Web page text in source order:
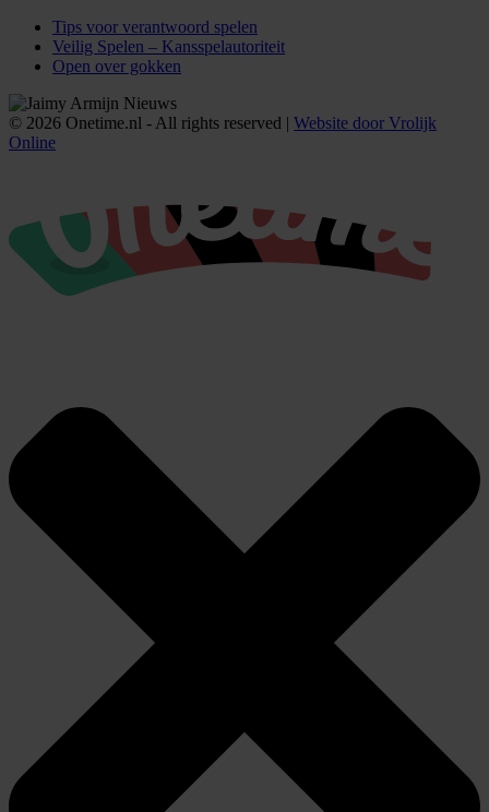
Tips voor verantwoord spelen
Veilig Spelen – Kansspelautoriteit
Open over gokken
© 2026 Onetime.nl - All rights reserved | Website door Vrolijk
Online